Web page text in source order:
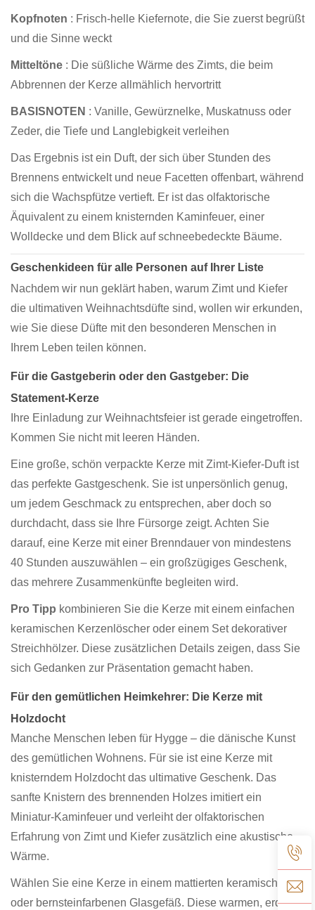
Kopfnoten : Frisch-helle Kiefernote, die Sie zuerst begrüßt
und die Sinne weckt
Mitteltöne : Die süßliche Wärme des Zimts, die beim
Abbrennen der Kerze allmählich hervortritt
BASISNOTEN : Vanille, Gewürznelke, Muskatnuss oder
Zeder, die Tiefe und Langlebigkeit verleihen
Das Ergebnis ist ein Duft, der sich über Stunden des
Brennens entwickelt und neue Facetten offenbart, während
sich die Wachspfütze vertieft. Er ist das olfaktorische
Äquivalent zu einem knisternden Kaminfeuer, einer
Wolldecke und dem Blick auf schneebedeckte Bäume.
Geschenkideen für alle Personen auf Ihrer Liste
Nachdem wir nun geklärt haben, warum Zimt und Kiefer
die ultimativen Weihnachtsdüfte sind, wollen wir erkunden,
wie Sie diese Düfte mit den besonderen Menschen in
Ihrem Leben teilen können.
Für die Gastgeberin oder den Gastgeber: Die
Statement-Kerze
Ihre Einladung zur Weihnachtsfeier ist gerade eingetroffen.
Kommen Sie nicht mit leeren Händen.
Eine große, schön verpackte Kerze mit Zimt-Kiefer-Duft ist
das perfekte Gastgeschenk. Sie ist unpersönlich genug,
um jedem Geschmack zu entsprechen, aber doch so
durchdacht, dass sie Ihre Fürsorge zeigt. Achten Sie
darauf, eine Kerze mit einer Brenndauer von mindestens
40 Stunden auszuwählen – ein großzügiges Geschenk,
das mehrere Zusammenkünfte begleiten wird.
Pro Tipp kombinieren Sie die Kerze mit einem einfachen
keramischen Kerzenlöscher oder einem Set dekorativer
Streichhölzer. Diese zusätzlichen Details zeigen, dass Sie
sich Gedanken zur Präsentation gemacht haben.
Für den gemütlichen Heimkehrer: Die Kerze mit
Holzdocht
Manche Menschen leben für Hygge – die dänische Kunst
des gemütlichen Wohnens. Für sie ist eine Kerze mit
knisterndem Holzdocht das ultimative Geschenk. Das
sanfte Knistern des brennenden Holzes imitiert ein
Miniatur-Kaminfeuer und verleiht der olfaktorischen
Erfahrung von Zimt und Kiefer zusätzlich eine akustische
Wärme.
Wählen Sie eine Kerze in einem mattierten keramischen
oder bernsteinfarbenen Glasgefäß. Diese warmen, erdigen